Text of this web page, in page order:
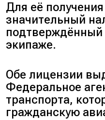
Для её получения
значительный
экипаже.
Обе лицензии
Федеральное
транспорта,
гражданскую